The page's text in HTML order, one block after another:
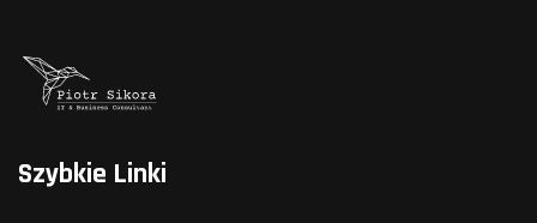
Szybkie Linki